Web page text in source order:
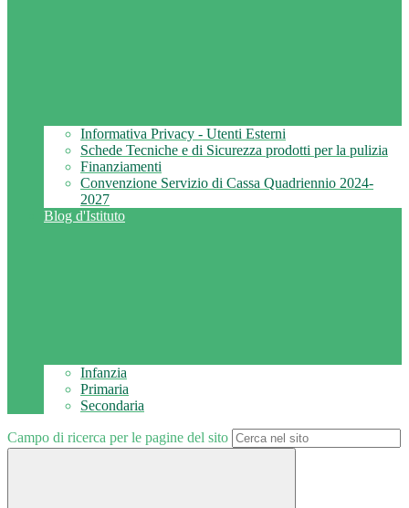
Informativa Privacy - Utenti Esterni
Schede Tecniche e di Sicurezza prodotti per la pulizia
Finanziamenti
Convenzione Servizio di Cassa Quadriennio 2024-
2027
Blog d'Istituto
Infanzia
Primaria
Secondaria
Campo di ricerca per le pagine del sito